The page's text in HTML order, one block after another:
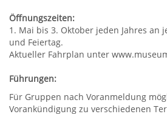
Öffnungszeiten:
1. Mai bis 3. Oktober jeden Jahres an
und Feiertag.
Aktueller Fahrplan unter
Führungen:
Für Gruppen nach Voranmeldung
Vorankündigung zu verschiedenen